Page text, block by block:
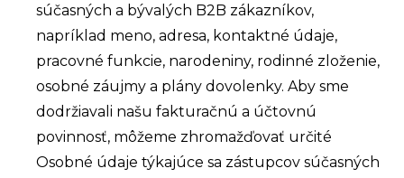
súčasných a bývalých B2B zákazníkov,
napríklad meno, adresa, kontaktné údaje,
pracovné funkcie, narodeniny, rodinné zloženie,
osobné záujmy a plány dovolenky. Aby sme
dodržiavali našu fakturačnú a účtovnú
povinnosť, môžeme zhromažďovať určité
Osobné údaje týkajúce sa zástupcov súčasných